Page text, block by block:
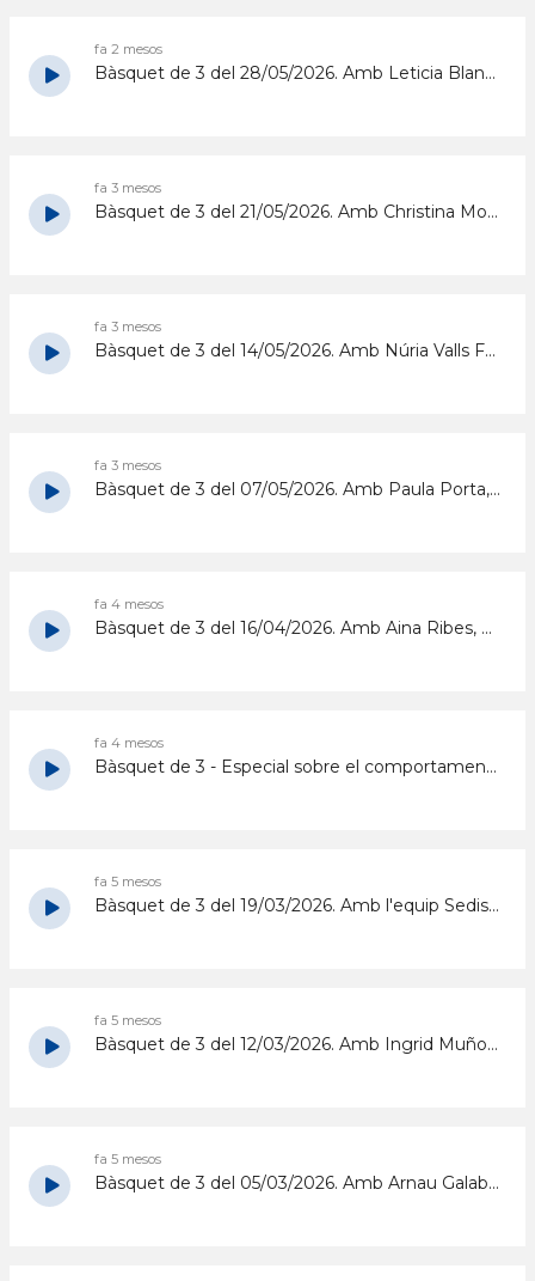
fa 2 mesos
Bàsquet de 3 del 28/05/2026. Amb Leticia Blanco, Edgar Jiménez i Florent Palagos, del Sedis Airam
fa 3 mesos
Bàsquet de 3 del 21/05/2026. Amb Christina Moreno
fa 3 mesos
Bàsquet de 3 del 14/05/2026. Amb Núria Valls Ferrón
fa 3 mesos
Bàsquet de 3 del 07/05/2026. Amb Paula Porta, fisioterapeuta del Cadí La Seu
fa 4 mesos
Bàsquet de 3 del 16/04/2026. Amb Aina Ribes, Roger Vilaró i Jordi Acero
fa 4 mesos
Bàsquet de 3 - Especial sobre el comportament als pavellons: "Només volem jugar"
fa 5 mesos
Bàsquet de 3 del 19/03/2026. Amb l'equip Sedis La Lola
fa 5 mesos
Bàsquet de 3 del 12/03/2026. Amb Ingrid Muñoz, Laia Naudí, Carmen Marsà i Iria Linares
fa 5 mesos
Bàsquet de 3 del 05/03/2026. Amb Arnau Galabert, jugador de l'equip sènior del Sedis Bàsquet